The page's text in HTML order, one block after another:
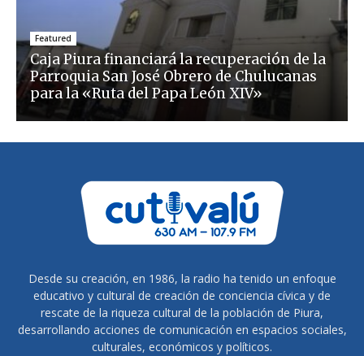
Featured
Caja Piura financiará la recuperación de la
Parroquia San José Obrero de Chulucanas
para la «Ruta del Papa León XIV»
Desde su creación, en 1986, la radio ha tenido un enfoque
educativo y cultural de creación de conciencia cívica y de
rescate de la riqueza cultural de la población de Piura,
desarrollando acciones de comunicación en espacios sociales,
culturales, económicos y políticos.